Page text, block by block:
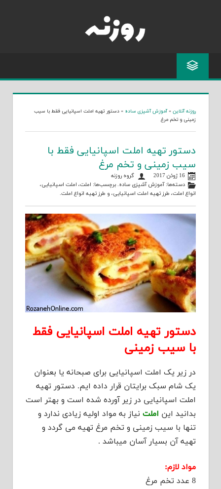
روزنه آنلاین »آموزش آشپزی ساده » دستور تهیه املت اسپانیایی فقط با سیب
زمینی و تخم مرغ
دستور تهیه املت اسپانیایی فقط با
سیب زمینی و تخم مرغ
16 ژوئن 2017
گروه روزنه
دسته‌ها:آموزش آشپزی ساده. برچسب‌ها: املت، املت اسپانیایی،
انواع املت، طرز تهیه املت اسپانیایی، و طرز تهیه انواع املت.
دستور تهیه املت اسپانیایی فقط
با سیب زمینی
در زیر یک املت اسپانیایی برای صبحانه یا بعنوان
یک شام سبک برایتان قرار داده ایم. دستور تهیه
املت اسپانیایی در زیر آورده شده است و بهتر است
بدانید این املت نیاز به مواد اولیه زیادی ندارد و
تنها با سیب زمینی و تخم مرغ تهیه می گردد و
تهیه آن بسیار آسان میباشد .
مواد لازم:
8 عدد تخم مرغ